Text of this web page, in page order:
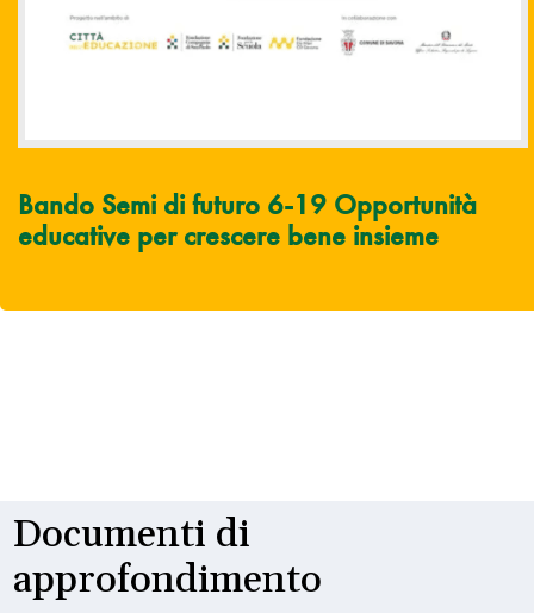
Bando Semi di futuro 6-19 Opportunità
educative per crescere bene insieme
Documenti di
approfondimento